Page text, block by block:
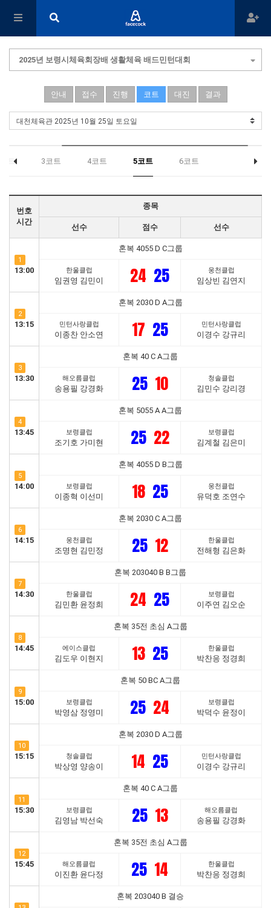
2025년 보령시체육회장배 생활체육 배드민턴대회
안내 접수 진행 코트 대진 결과
트 3코트 4코트 5코트 6코트
번호
시간
종목
선수 점수 선수
1
13:00
혼복 4055 D C그룹
한울클럽
임권영 김민이 24 25 웅천클럽
임상빈 김연지
2
13:15
혼복 2030 D A그룹
민턴사랑클럽
이종찬 안소연 17 25 민턴사랑클럽
이경수 강규리
3
13:30
혼복 40 C A그룹
해오름클럽
송용필 강경화 25 10 청솔클럽
김민수 강리경
4
13:45
혼복 5055 A A그룹
보령클럽
조기호 가미현 25 22 보령클럽
김계철 김은미
5
14:00
혼복 4055 D B그룹
보령클럽
이종혁 이선미 18 25 웅천클럽
유덕호 조연수
6
14:15
혼복 2030 C A그룹
웅천클럽
조명현 김민정 25 12 한울클럽
전해형 김은화
7
14:30
혼복 203040 B B그룹
한울클럽
김민환 윤정희 24 25 보령클럽
이주연 김오순
8
14:45
혼복 35전 초심 A그룹
에이스클럽
김도우 이현지 13 25 한울클럽
박찬응 정경희
9
15:00
혼복 50 BC A그룹
보령클럽
박영삼 정영미 25 24 보령클럽
박덕수 윤정이
10
15:15
혼복 2030 D A그룹
청솔클럽
박상영 양송이 14 25 민턴사랑클럽
이경수 강규리
11
15:30
혼복 40 C A그룹
보령클럽
김영남 박선숙 25 13 해오름클럽
송용필 강경화
12
15:45
혼복 35전 초심 A그룹
해오름클럽
이진환 윤다정 25 14 한울클럽
박찬응 정경희
혼복 203040 B 결승